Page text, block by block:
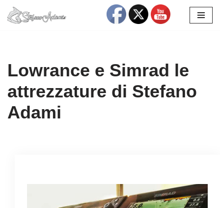
Lowrance e Simrad le
attrezzature di Stefano
Adami